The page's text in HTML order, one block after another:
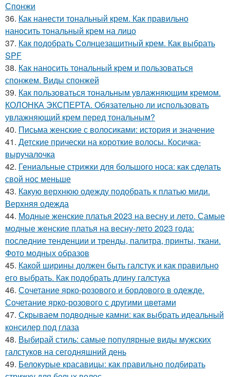
Спонжи
36. Как нанести тональный крем. Как правильно
наносить тональный крем на лицо
37. Как подобрать Солнцезащитный крем. Как выбрать
SPF
38. Как наносить тональный крем и пользоваться
спонжем. Виды спонжей
39. Как пользоваться тональным увлажняющим кремом.
КОЛОНКА ЭКСПЕРТА. Обязательно ли использовать
увлажняющий крем перед тональным?
40. Письма женские с волосиками: история и значение
41. Детские прически на короткие волосы. Косичка-
выручалочка
42. Гениальные стрижки для большого носа: как сделать
свой нос меньше
43. Какую верхнюю одежду подобрать к платью миди.
Верхняя одежда
44. Модные женские платья 2023 на весну и лето. Самые
модные женские платья на весну-лето 2023 года:
последние тенденции и тренды, палитра, принты, ткани.
Фото модных образов
45. Какой ширины должен быть галстук и как правильно
его выбрать. Как подобрать длину галстука
46. Сочетание ярко-розового и бордового в одежде.
Сочетание ярко-розового с другими цветами
47. Скрываем подводные камни: как выбрать идеальный
консилер под глаза
48. Выбирай стиль: самые популярные виды мужских
галстуков на сегодняшний день
49. Белокурые красавицы: как правильно подбирать